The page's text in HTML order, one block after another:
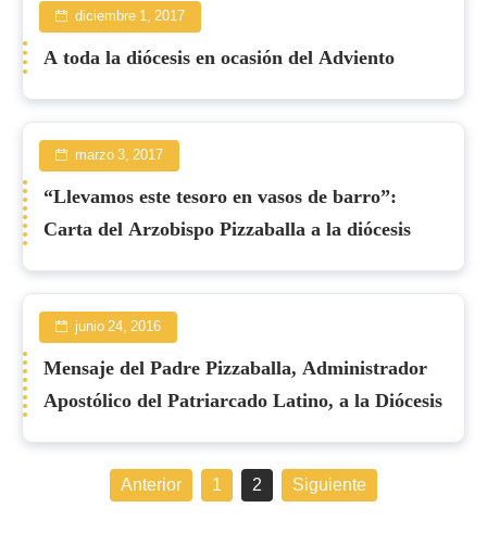
diciembre 1, 2017
A toda la diócesis en ocasión del Adviento
marzo 3, 2017
“Llevamos este tesoro en vasos de barro”:
Carta del Arzobispo Pizzaballa a la diócesis
junio 24, 2016
Mensaje del Padre Pizzaballa, Administrador
Apostólico del Patriarcado Latino, a la Diócesis
Anterior 1 2 Siguiente